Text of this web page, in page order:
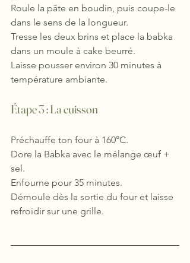
Roule la pâte en boudin, puis coupe-le
dans le sens de la longueur.
Tresse les deux brins et place la babka
dans un moule à cake beurré.
Laisse pousser environ 30 minutes à
température ambiante.
Étape 3 : La cuisson
Préchauffe ton four à 160°C.
Dore la Babka avec le mélange œuf +
sel.
Enfourne pour 35 minutes.
Démoule dès la sortie du four et laisse
refroidir sur une grille.